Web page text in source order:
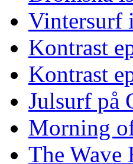
Vintersurf
Kontrast
Kontrast
Julsurf på
Morning
The Wave